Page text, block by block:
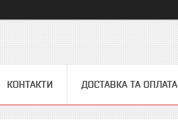
КОНТАКТИ ДОСТАВКА ТА ОПЛАТА